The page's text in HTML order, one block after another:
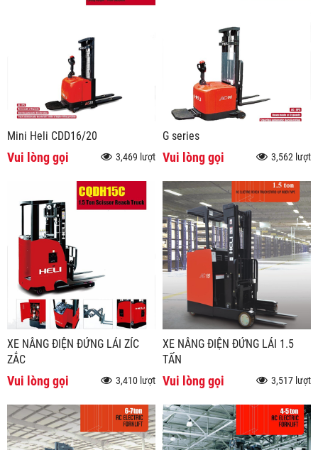
Mini Heli CDD16/20
Vui lòng gọi 3,469 lượt
G series
Vui lòng gọi 3,562 lượt
XE NÂNG ĐIỆN ĐỨNG LÁI ZÍC
ZẮC
Vui lòng gọi 3,410 lượt
XE NÂNG ĐIỆN ĐỨNG LÁI 1.5
TẤN
Vui lòng gọi 3,517 lượt